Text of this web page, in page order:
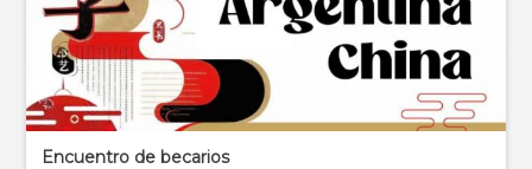
Encuentro de becarios